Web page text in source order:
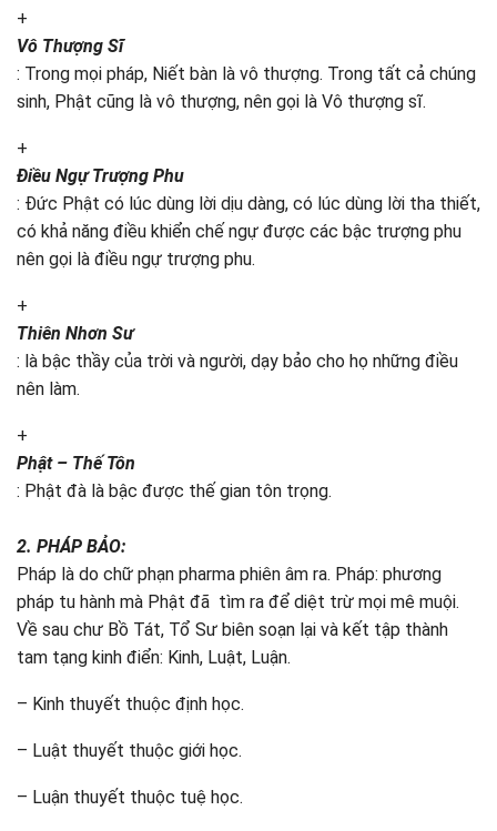
+
Vô Thượng Sĩ
: Trong mọi pháp, Niết bàn là vô thượng. Trong tất cả chúng
sinh, Phật cũng là vô thượng, nên gọi là Vô thượng sĩ.
+
Điều Ngự Trượng Phu
: Đức Phật có lúc dùng lời dịu dàng, có lúc dùng lời tha thiết,
có khả năng điều khiển chế ngự được các bậc trượng phu
nên gọi là điều ngự trượng phu.
+
Thiên Nhơn Sư
: là bậc thầy của trời và người, dạy bảo cho họ những điều
nên làm.
+
Phật – Thế Tôn
: Phật đà là bậc được thế gian tôn trọng.
2. PHÁP BẢO:
Pháp là do chữ phạn pharma phiên âm ra. Pháp: phương
pháp tu hành mà Phật đã tìm ra để diệt trừ mọi mê muội.
Về sau chư Bồ Tát, Tổ Sư biên soạn lại và kết tập thành
tam tạng kinh điển: Kinh, Luật, Luận.
– Kinh thuyết thuộc định học.
– Luật thuyết thuộc giới học.
– Luận thuyết thuộc tuệ học.